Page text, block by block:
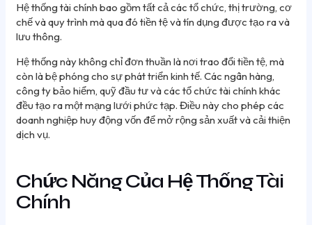
Hệ thống tài chính bao gồm tất cả các tổ chức, thị trường, cơ
chế và quy trình mà qua đó tiền tệ và tín dụng được tạo ra và
lưu thông.
Hệ thống này không chỉ đơn thuần là nơi trao đổi tiền tệ, mà
còn là bệ phóng cho sự phát triển kinh tế. Các ngân hàng,
công ty bảo hiểm, quỹ đầu tư và các tổ chức tài chính khác
đều tạo ra một mạng lưới phức tạp. Điều này cho phép các
doanh nghiệp huy động vốn để mở rộng sản xuất và cải thiện
dịch vụ.
Chức Năng Của Hệ Thống Tài
Chính